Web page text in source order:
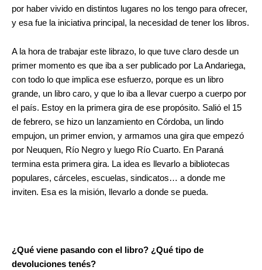
por haber vivido en distintos lugares no los tengo para ofrecer,
y esa fue la iniciativa principal, la necesidad de tener los libros.
A la hora de trabajar este librazo, lo que tuve claro desde un
primer momento es que iba a ser publicado por La Andariega,
con todo lo que implica ese esfuerzo, porque es un libro
grande, un libro caro, y que lo iba a llevar cuerpo a cuerpo por
el país. Estoy en la primera gira de ese propósito. Salió el 15
de febrero, se hizo un lanzamiento en Córdoba, un lindo
empujon, un primer envion, y armamos una gira que empezó
por Neuquen, Río Negro y luego Río Cuarto. En Paraná
termina esta primera gira. La idea es llevarlo a bibliotecas
populares, cárceles, escuelas, sindicatos… a donde me
inviten. Esa es la misión, llevarlo a donde se pueda.
¿Qué viene pasando con el libro? ¿Qué tipo de
devoluciones tenés?